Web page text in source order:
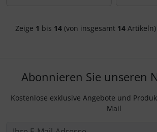
Zeige 1 bis 14(von insgesamt 14Artikeln)
Abonnieren Sie unseren
Kostenlose exklusive Angebote und
Mail